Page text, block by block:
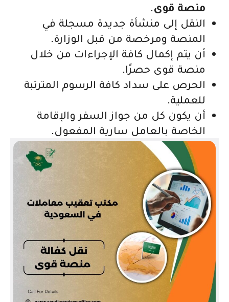
منصة قوى.
النقل إلى منشأة جديدة مسجلة في
المنصة ومرخصة من قبل الوزارة.
أن يتم إكمال كافة الإجراءات من خلال
منصة قوى حصرًا.
الحرص على سداد كافة الرسوم المترتبة
للعملية.
أن يكون كل من جواز السفر والإقامة
الخاصة بالعامل سارية المفعول.